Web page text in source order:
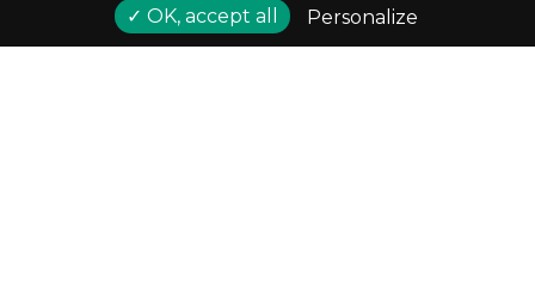
OK, accept all Personalize